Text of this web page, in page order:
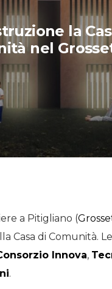
la
nel
a Pitigliano (
Casa di Comunità.
Innova,
.